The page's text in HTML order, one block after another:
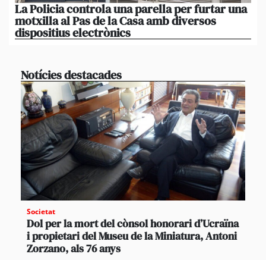
La Policia controla una parella per furtar una
motxilla al Pas de la Casa amb diversos
dispositius electrònics
Notícies destacades
Societat
Dol per la mort del cònsol honorari d’Ucraïna
i propietari del Museu de la Miniatura, Antoni
Zorzano, als 76 anys